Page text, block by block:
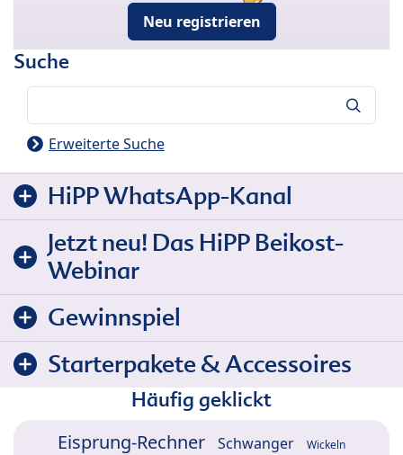
Neu registrieren
Suche
Erweiterte Suche
HiPP WhatsApp-Kanal
Jetzt neu! Das HiPP Beikost-
Webinar
Gewinnspiel
Starterpakete & Accessoires
Häufig geklickt
Eisprung-Rechner Schwanger Wickeln